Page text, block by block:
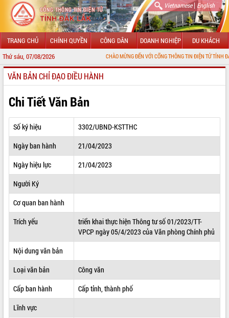
Vietnamese| English
TRANG CHỦ CHÍNH QUYỀN CÔNG DÂN DOANH NGHIỆP DU KHÁCH
Thứ sáu, 07/08/2026 CHÀO MỪNG ĐẾN VỚI CỔNG THÔNG TIN ĐIỆN TỬ TỈNH ĐẮK LẮK
GIỚI THIỆU
LÃNH ĐẠO UBND TỈNH
TIN TỨC SỰ KIỆN
SỞ, BAN, NGÀNH
THÔNG TIN CHỈ ĐẠO ĐIỀU HÀNH
HỆ THỐNG VĂN BẢN
VĂN BẢN HĐND TỈNH
ĐIỂM TIN VĂN BẢN
VĂN BẢN CHỈ ĐẠO ĐIỀU HÀNH
Chi Tiết Văn Bản
Số ký hiệu
3302/UBND-KSTTHC
Ngày ban hành
21/04/2023
Ngày hiệu lực
21/04/2023
Người Ký
Cơ quan ban hành
Trích yếu
triển khai thực hiện Thông tư số 01/2023/TT-
VPCP ngày 05/4/2023 của Văn phòng Chính phủ
Nội dung văn bản
Loại văn bản
Công văn
Cấp ban hành
Cấp tỉnh, thành phố
Lĩnh vực